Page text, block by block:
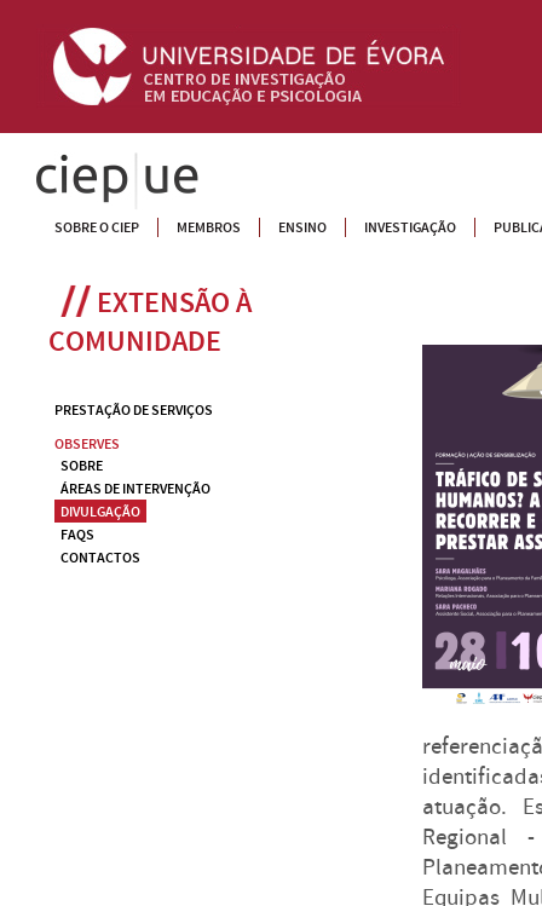
CIEP
SOBRE O CIEP MEMBROS ENSINO INVESTIGAÇÃO
EXTENSÃO À
COMUNIDADE
PRESTAÇÃO DE SERVIÇOS
OBSERVES
SOBRE
ÁREAS DE INTERVENÇÃO
DIVULGAÇÃO
FAQS
CONTACTOS
atuação.
Regional
Equipas